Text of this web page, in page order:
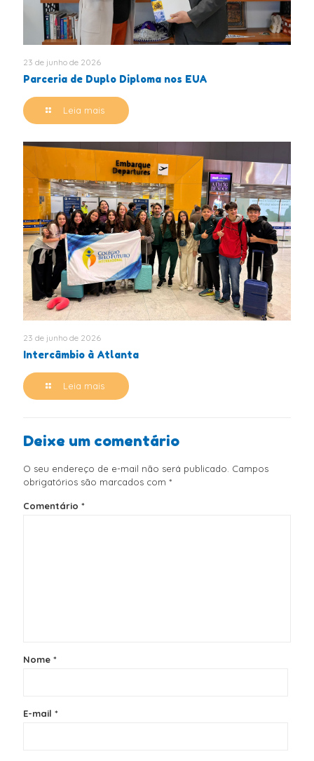
23 de junho de 2026
Parceria de Duplo Diploma nos EUA
Leia mais
23 de junho de 2026
Intercâmbio à Atlanta
Leia mais
Deixe um comentário
O seu endereço de e-mail não será publicado. Campos
obrigatórios são marcados com *
Comentário *
Nome *
E-mail *